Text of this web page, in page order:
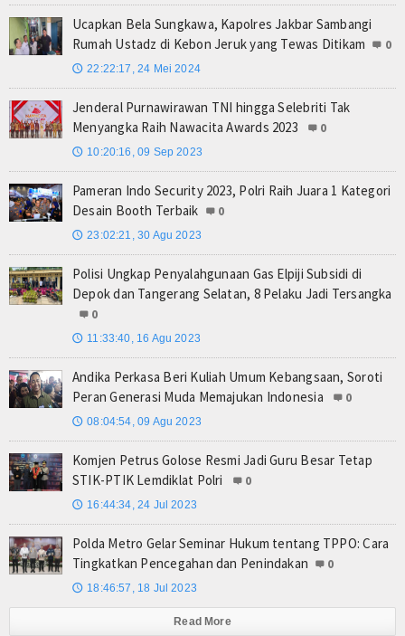
Ucapkan Bela Sungkawa, Kapolres Jakbar Sambangi
Rumah Ustadz di Kebon Jeruk yang Tewas Ditikam
0
🕔 22:22:17, 24 Mei 2024
Jenderal Purnawirawan TNI hingga Selebriti Tak
Menyangka Raih Nawacita Awards 2023
0
🕔 10:20:16, 09 Sep 2023
Pameran Indo Security 2023, Polri Raih Juara 1 Kategori
Desain Booth Terbaik
0
🕔 23:02:21, 30 Agu 2023
Polisi Ungkap Penyalahgunaan Gas Elpiji Subsidi di
Depok dan Tangerang Selatan, 8 Pelaku Jadi Tersangka
0
🕔 11:33:40, 16 Agu 2023
Andika Perkasa Beri Kuliah Umum Kebangsaan, Soroti
Peran Generasi Muda Memajukan Indonesia
0
🕔 08:04:54, 09 Agu 2023
Komjen Petrus Golose Resmi Jadi Guru Besar Tetap
STIK-PTIK Lemdiklat Polri
0
🕔 16:44:34, 24 Jul 2023
Polda Metro Gelar Seminar Hukum tentang TPPO: Cara
Tingkatkan Pencegahan dan Penindakan
0
🕔 18:46:57, 18 Jul 2023
Read More